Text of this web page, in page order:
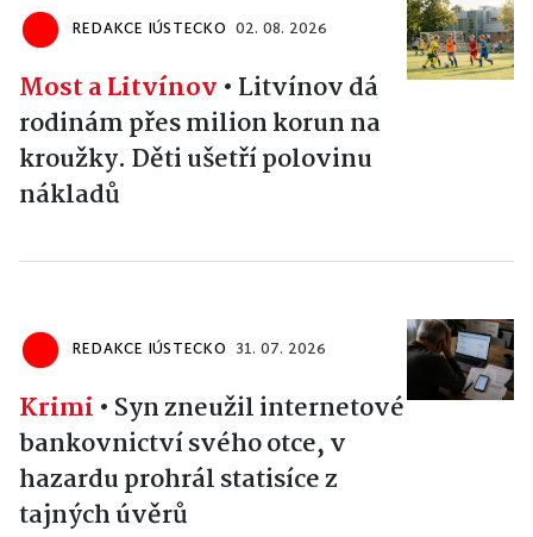
REDAKCE IÚSTECKO 02. 08. 2026
Most a Litvínov • Litvínov dá
rodinám přes milion korun na
kroužky. Děti ušetří polovinu
nákladů
REDAKCE IÚSTECKO 31. 07. 2026
Krimi • Syn zneužil internetové
bankovnictví svého otce, v
hazardu prohrál statisíce z
tajných úvěrů